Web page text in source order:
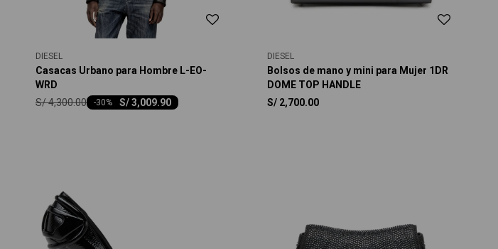
DIESEL
Casacas Urbano para Hombre L-EO-
WRD
S/3,009.90
-30
S/4,300.00
DIESEL
Bolsos de mano y mini para Mujer 1DR
DOME TOP HANDLE
S/ 2,700.00